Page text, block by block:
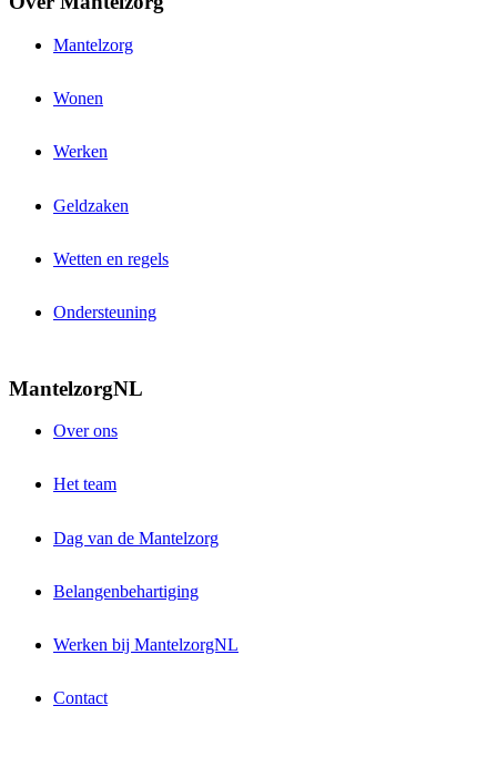
Mantelzorg
Wonen
Werken
Geldzaken
Wetten en regels
Ondersteuning
MantelzorgNL
Over ons
Het team
Dag van de Mantelzorg
Belangenbehartiging
Werken bij MantelzorgNL
Contact